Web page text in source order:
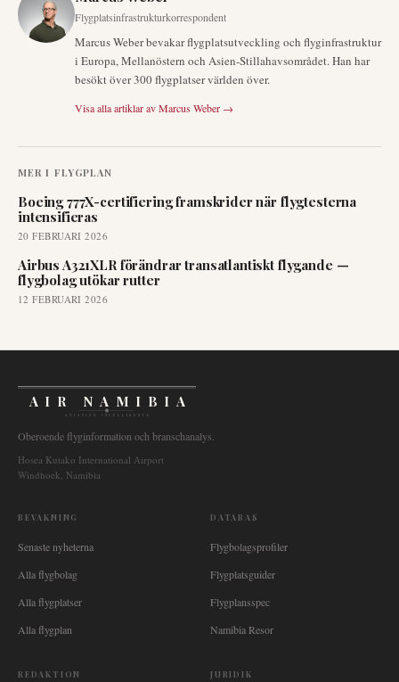
Flygplatsinfrastrukturkorrespondent
Marcus Weber bevakar flygplatsutveckling och flyginfrastruktur
i Europa, Mellanöstern och Asien-Stillahavsområdet. Han har
besökt över 300 flygplatser världen över.
Visa alla artiklar avMarcus Weber →
MER I FLYGPLAN
Boeing 777X-certifiering framskrider när flygtesterna
intensifieras
20 FEBRUARI 2026
Airbus A321XLR förändrar transatlantiskt flygande —
flygbolag utökar rutter
12 FEBRUARI 2026
AIR NAMIBIA
AVIATION INTELLIGENCE
Oberoende flyginformation och branschanalys.
Hosea Kutako International Airport
Windhoek, Namibia
BEVAKNING
Senaste nyheterna
Alla flygbolag
Alla flygplatser
Alla flygplan
DATABAS
Flygbolagsprofiler
Flygplatsguider
Flygplansspec
Namibia Resor
REDAKTION JURIDIK